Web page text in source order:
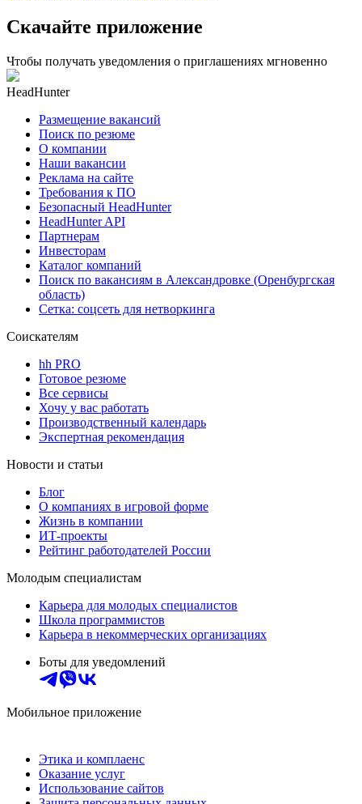
Скачайте приложение
Чтобы получать уведомления о приглашениях мгновенно
HeadHunter
Размещение вакансий
Поиск по резюме
О компании
Наши вакансии
Реклама на сайте
Требования к ПО
Безопасный HeadHunter
HeadHunter API
Партнерам
Инвесторам
Каталог компаний
Поиск по вакансиям в Александровке (Оренбургская
область)
Сетка: соцсеть для нетворкинга
Соискателям
hh PRO
Готовое резюме
Все сервисы
Хочу у вас работать
Производственный календарь
Экспертная рекомендация
Новости и статьи
Блог
О компаниях в игровой форме
Жизнь в компании
ИТ-проекты
Рейтинг работодателей России
Молодым специалистам
Карьера для молодых специалистов
Школа программистов
Карьера в некоммерческих организациях
Боты для уведомлений
Мобильное приложение
Этика и комплаенс
Оказание услуг
Использование сайтов